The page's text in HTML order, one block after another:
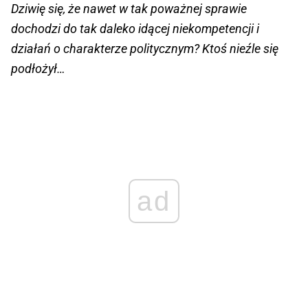
Dziwię się, że nawet w tak poważnej sprawie
dochodzi do tak daleko idącej niekompetencji i
działań o charakterze politycznym? Ktoś nieźle się
podłożył…
ad